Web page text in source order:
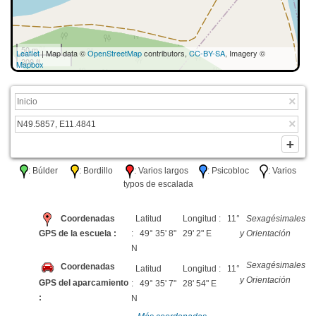
50 m
200 ft
Leaflet| Map data ©OpenStreetMapcontributors, CC-BY-SA, Imagery ©
Mapbox
: Búlder : Bordillo : Varios largos : Psicobloc
: Varios
typos de escalada
Coordenadas
GPS de la escuela :
Latitud
: 49° 35' 8"
N
Longitud : 11°
29' 2" E
Sexagésimales
y Orientación
Coordenadas
GPS del aparcamiento
:
Latitud
: 49° 35' 7"
N
Longitud : 11°
28' 54" E
Sexagésimales
y Orientación